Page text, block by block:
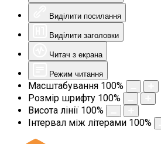
Виділити посилання
Виділити заголовки
Читач з екрана
Режим читання
Масштабування 100%
Розмір шрифту 100%
Висота лінії 100%
Інтервал між літерами 100%